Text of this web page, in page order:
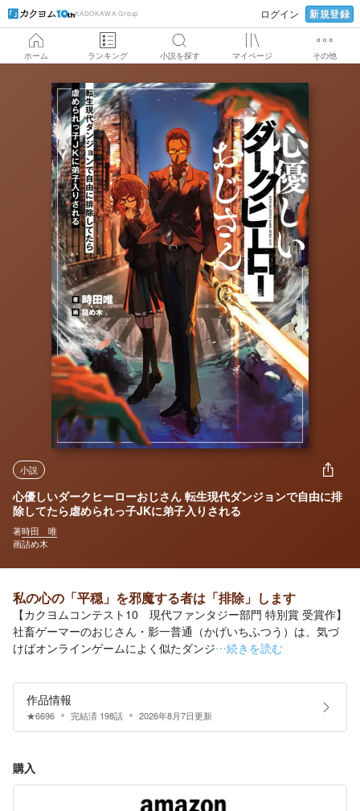
KADOKAWA Group ログイン 新規登録
ホーム ランキング 小説を探す マイページ その他
小説
心優しいダークヒーローおじさん 転生現代ダンジョンで自由に排
除してたら虐められっ子JKに弟子入りされる
著時田 唯
画詰め木
私の心の「平穏」を邪魔する者は「排除」します
【カクヨムコンテスト10 現代ファンタジー部門 特別賞 受賞作】
社畜ゲーマーのおじさん・影一普通（かげいちふつう）は、気づ
けばオンラインゲームによく似たダンジ…続きを読む
作品情報
★6696 完結済 198話 2026年8月7日更新
購入